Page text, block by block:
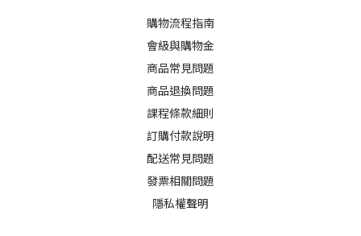
購物流程指南
會級與購物金
商品常見問題
商品退換問題
課程條款細則
訂購付款說明
配送常見問題
發票相關問題
隱私權聲明